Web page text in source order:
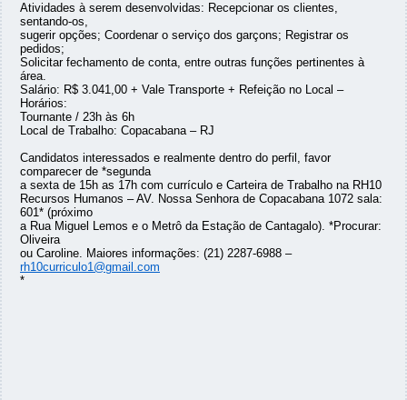
Atividades à serem desenvolvidas: Recepcionar os clientes,
sentando-os,
sugerir opções; Coordenar o serviço dos garçons; Registrar os
pedidos;
Solicitar fechamento de conta, entre outras funções pertinentes à
área.
Salário: R$ 3.041,00 + Vale Transporte + Refeição no Local –
Horários:
Tournante / 23h às 6h
Local de Trabalho: Copacabana – RJ
Candidatos interessados e realmente dentro do perfil, favor
comparecer de *segunda
a sexta de 15h as 17h com currículo e Carteira de Trabalho na RH10
Recursos Humanos – AV. Nossa Senhora de Copacabana 1072 sala:
601* (próximo
a Rua Miguel Lemos e o Metrô da Estação de Cantagalo). *Procurar:
Oliveira
ou Caroline. Maiores informações: (21) 2287-6988 –
rh10curriculo1@gmail.com
*